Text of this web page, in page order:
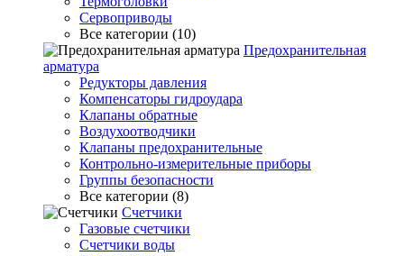
Сервоприводы
Все категории (10)
Предохранительная
арматура
Редукторы давления
Компенсаторы гидроудара
Клапаны обратные
Воздухоотводчики
Клапаны предохранительные
Контрольно-измерительные приборы
Группы безопасности
Все категории (8)
Счетчики
Газовые счетчики
Счетчики воды